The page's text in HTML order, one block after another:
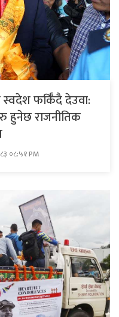
फर्किँदै देउवा:
हुनेछ राजनीतिक
०८:५१ PM